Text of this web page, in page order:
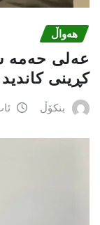
هەواڵ
عه‌لی‌ حه‌مه‌
كڕینی‌
بنکۆڵ ئاب